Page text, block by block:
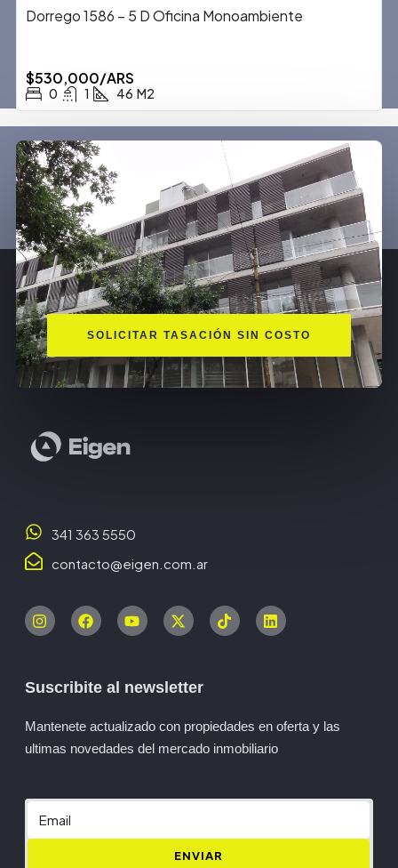
Dorrego 1586 – 5 D Oficina Monoambiente
$530,000/ARS
0 1 46 M2
SOLICITAR TASACIÓN SIN COSTO
341 363 5550
contacto@eigen.com.ar
Suscribite al newsletter
Mantenete actualizado con propiedades en oferta y las
ultimas novedades del mercado inmobiliario
ENVIAR